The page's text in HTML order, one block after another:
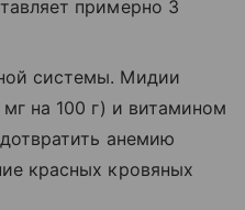
примерно 3
системы. Мидии
на 100 г) и витамином
анемию
красных кровяных